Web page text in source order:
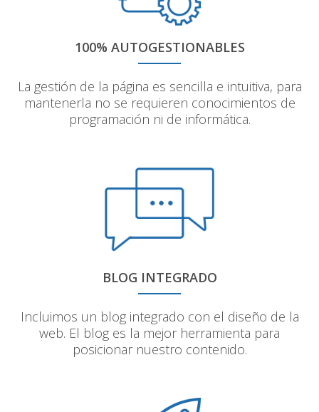
100% AUTOGESTIONABLES
La gestión de la página es sencilla e intuitiva, para
mantenerla no se requieren conocimientos de
programación ni de informática.
BLOG INTEGRADO
Incluimos un blog integrado con el diseño de la
web. El blog es la mejor herramienta para
posicionar nuestro contenido.